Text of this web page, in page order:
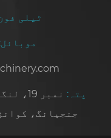
ٹیلی
موبائل:
پتہ:
نمبر
جنجیانگ،